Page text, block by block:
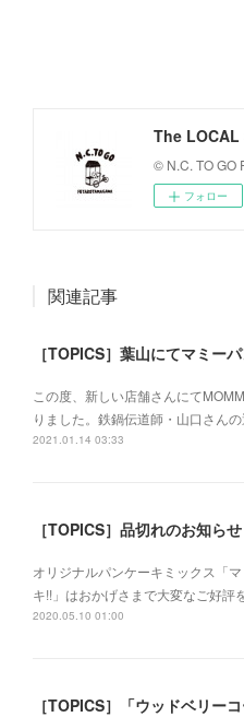
The LOCAL
© N.C. TO GO
フォロー
関連記事
［TOPICS］葉山にてマミー
この度、新しい店舗さんにて
りました。鉄鍋伝道師・山口さん
2021.01.14 03:33
［TOPICS］品切れのお知らせ
オリジナルパンケーキミックス「
キ!!」はおかげさまで大変なご好評
2020.05.10 01:00